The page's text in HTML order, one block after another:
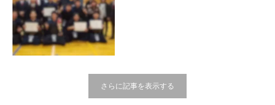
さらに記事を表示する